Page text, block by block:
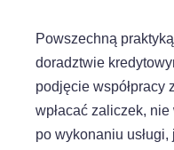
Powszechną
doradztwie
podjęcie współpracy
wpłacać zaliczek,
po wykonaniu